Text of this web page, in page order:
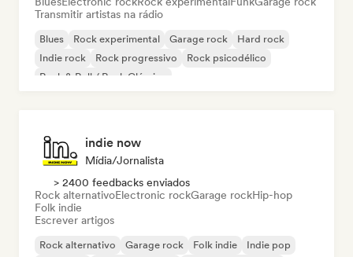
Transmitir artistas na rádio
Blues Rock experimental Garage rock
Hard rock
Indie rock
Rock progressivo
Rock psicodélico
Rock & Roll / Rock Clássico
indie now
Mídia/Jornalista
> 2400 feedbacks enviados
Rock alternativoElectronic rockGarage rockHip-hop
Folk indie
Escrever artigos
Rock alternativo Garage rock Folk indie
Indie pop